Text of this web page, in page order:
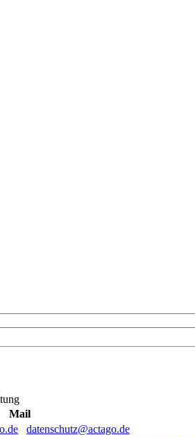
Mail
datenschutz@actago.de